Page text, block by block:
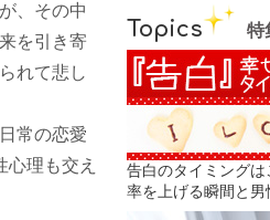
、その中
を引き寄
れて悲し
常の恋愛
理も交え
Topics 特
告白のタイミング
率を上げる瞬間と男